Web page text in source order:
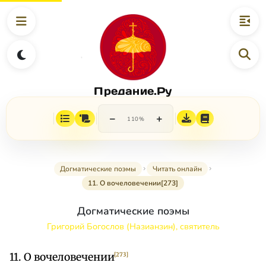
Предание.Ру
− 110% +
Догматические поэмы
Читать онлайн
11. О вочеловечении[273]
Догматические поэмы
Григорий Богослов (Назианзин), святитель
11. О вочеловечении[273]